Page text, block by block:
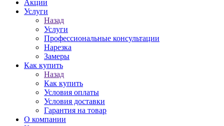
Акции
Услуги
Назад
Услуги
Профессиональные консультации
Нарезка
Замеры
Как купить
Назад
Как купить
Условия оплаты
Условия доставки
Гарантия на товар
О компании